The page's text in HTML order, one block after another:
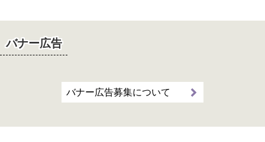
バナー広告
バナー広告募集について